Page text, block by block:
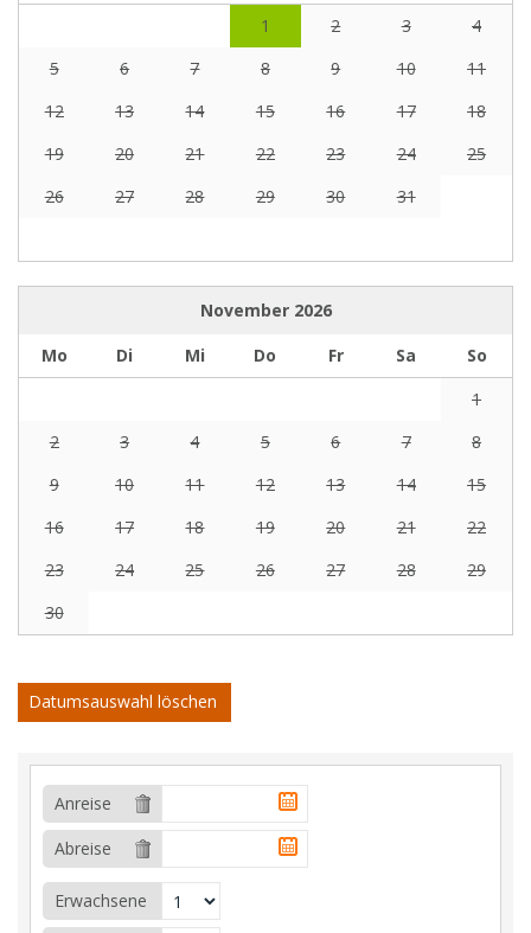
1
2 3
4
5
6 7 8 9 10
11
12
13 14 15 16 17
18
19
20 21 22 23 24
25
26
27 28 29 30 31
November 2026
Mo
Di Mi Do Fr Sa
So
1
2
3 4 5 6 7
8
9
10 11 12 13 14
15
16
17 18 19 20 21
22
23
24 25 26 27 28
29
30
Datumsauswahl löschen
Anreise
Abreise
Erwachsene